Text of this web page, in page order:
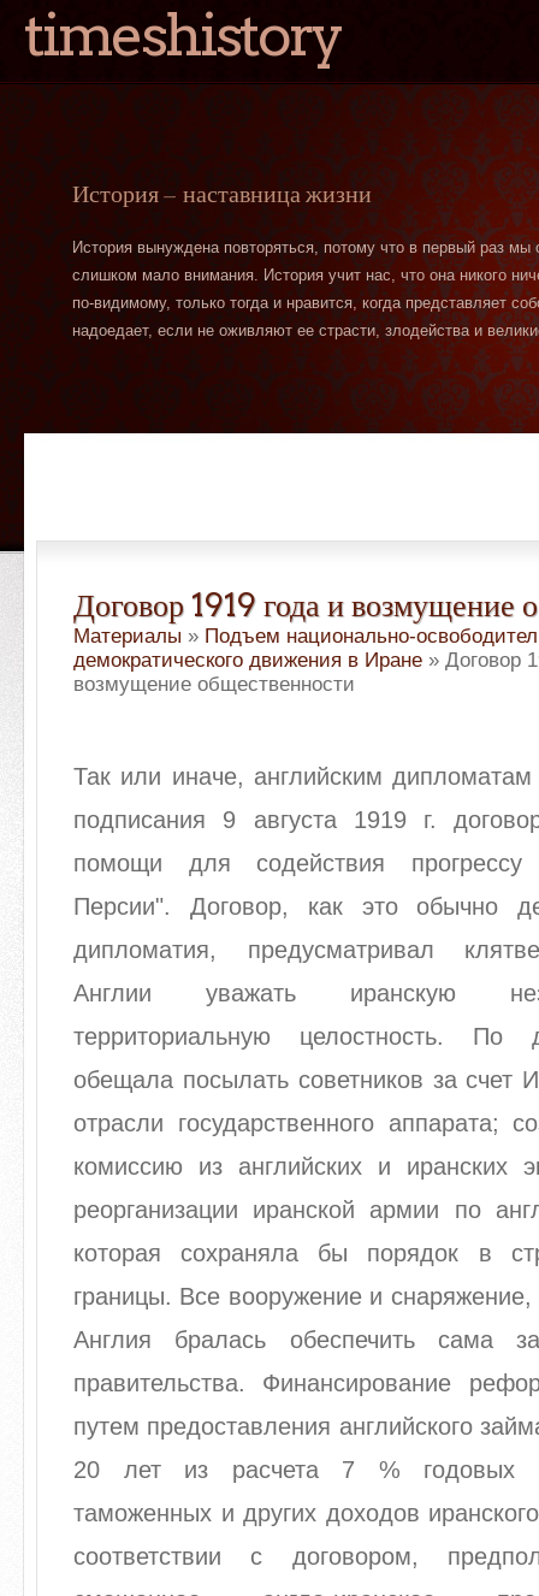
timeshistory
История — наставница жизни
История вынуждена повторяться, потому что в первый раз
слишком мало внимания. История учит нас, что она никого
по-видимому, только тогда и нравится, когда представляет
надоедает, если не оживляют ее страсти, злодейства и
Договор 1919 года и возмущение
Материалы » Подъем национально-
демократического движения в Иране » Договор
возмущение общественности
Так или иначе, английским дипломатам
подписания 9 августа 1919 г.
помощи для содействия прогрессу
Персии". Договор, как это обычно
дипломатия, предусматривал
Англии уважать иранскую
территориальную целостность. По
обещала посылать советников за счет
отрасли государственного аппарата;
комиссию из английских и иранских
реорганизации иранской армии по
которая сохраняла бы порядок в
границы. Все вооружение и
Англия бралась обеспечить сама
правительства. Финансирование
путем предоставления английского
20 лет из расчета 7 % годовых
таможенных и других доходов
соответствии с договором,